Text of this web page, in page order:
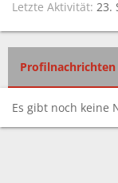
Letzte Aktivität 23.
Profilnachrichten
Es gibt noch keine